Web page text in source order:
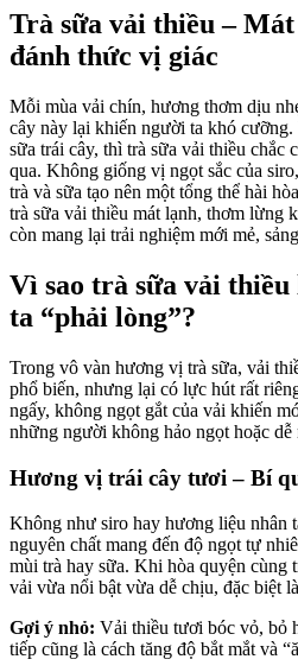
Trà sữa vải thiều –
đánh thức vị giác
Mỗi mùa vải chín, hương thơm dịu
cây này lại khiến người ta khó cưỡng.
sữa trái cây, thì trà sữa vải thiều chắc
qua. Không giống vị ngọt sắc của
trà và sữa tạo nên một tổng thể hài
trà sữa vải thiều mát lạnh, thơm lừng
còn mang lại trải nghiệm mới mẻ,
Vì sao trà sữa vải
ta “phải lòng”?
Trong vô vàn hương vị trà sữa, vải
phổ biến, nhưng lại có lực hút rất
ngấy, không ngọt gắt của vải khiến
những người không hảo ngọt hoặc dễ
Hương vị trái cây tươi – Bí
Không như siro hay hương liệu nhân
nguyên chất mang đến độ ngọt tự
mùi trà hay sữa. Khi hòa quyện cùng
vải vừa nổi bật vừa dễ chịu, đặc biệt
Gợi ý nhỏ: Vải thiều tươi bóc vỏ, bỏ
tiếp cũng là cách tăng độ bắt mắt và